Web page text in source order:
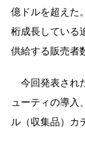
億ドルを超えた
桁成長している
供給する販売者
今回発表され
ューティの導
ル（収集品）カ